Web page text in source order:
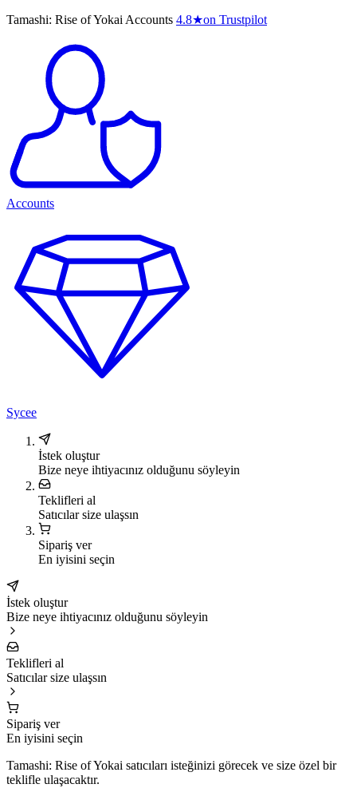
Tamashi: Rise of Yokai Accounts 4.8★on Trustpilot
Accounts
Sycee
İstek oluştur
Bize neye ihtiyacınız olduğunu söyleyin
Teklifleri al
Satıcılar size ulaşsın
Sipariş ver
En iyisini seçin
İstek oluştur
Bize neye ihtiyacınız olduğunu söyleyin
Teklifleri al
Satıcılar size ulaşsın
Sipariş ver
En iyisini seçin
Tamashi: Rise of Yokai satıcıları isteğinizi görecek ve size özel bir
teklifle ulaşacaktır.